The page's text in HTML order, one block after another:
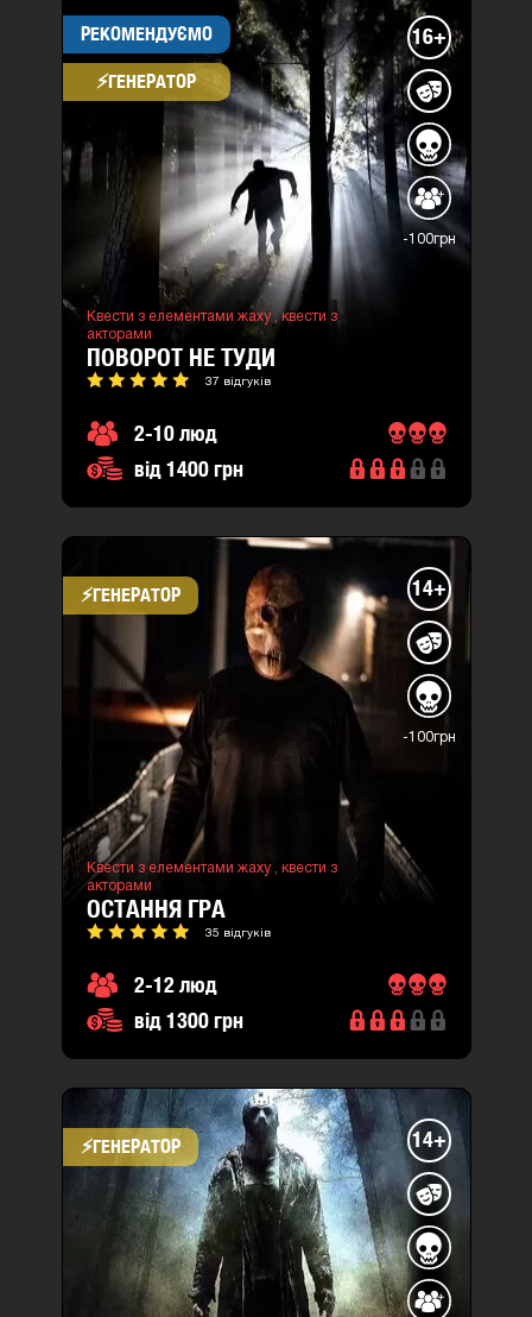
РЕКОМЕНДУЄМО
⚡​ГЕНЕРАТОР
16+
-100грн
Квести з елементами жаху ,квести з
акторами
ПОВОРОТ НЕ ТУДИ
37 відгуків
2-10 люд
від 1400 грн
⚡​ГЕНЕРАТОР 14+
-100грн
Квести з елементами жаху , квести з
акторами
ОСТАННЯ ГРА
35 відгуків
2-12 люд
від 1300 грн
⚡​ГЕНЕРАТОР 14+